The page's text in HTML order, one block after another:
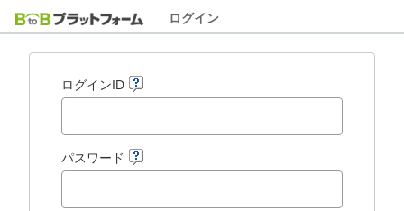
ログイン
ログインID
パスワード